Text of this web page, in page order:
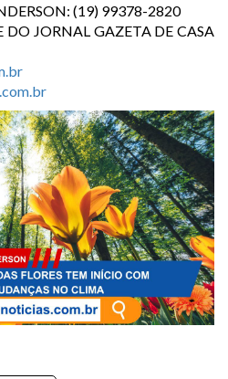
(19) 99378-2820
JORNAL GAZETA DE CASA